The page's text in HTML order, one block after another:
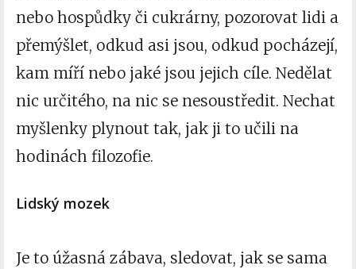
nebo hospůdky či cukrárny, pozorovat lidi a
přemýšlet, odkud asi jsou, odkud pocházejí,
kam míří nebo jaké jsou jejich cíle. Nedělat
nic určitého, na nic se nesoustředit. Nechat
myšlenky plynout tak, jak ji to učili na
hodinách filozofie.
Lidský mozek
Je to úžasná zábava, sledovat, jak se sama